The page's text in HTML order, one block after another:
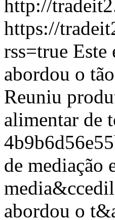
http://
https://
rss=true Este
abordou o
Reuniu
alimentar de
de mediação
abordou o